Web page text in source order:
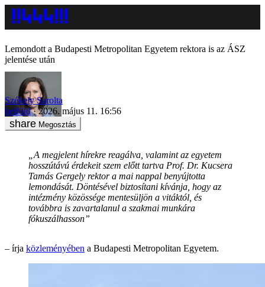
Lemondott a Budapesti Metropolitan Egyetem rektora is az ÁSZ
jelentése után
Székely Sarolta
belföld
2026. május 11. 16:56
Megosztás
„A megjelent hírekre reagálva, valamint az egyetem
hosszútávú érdekeit szem előtt tartva Prof. Dr. Kucsera
Tamás Gergely rektor a mai nappal benyújtotta
lemondását. Döntésével biztosítani kívánja, hogy az
intézmény közössége mentesüljön a vitáktól, és
továbbra is zavartalanul a szakmai munkára
fókuszálhasson”
– írja közleményében a Budapesti Metropolitan Egyetem.